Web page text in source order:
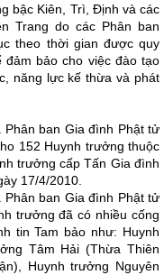
bậc Kiên, Trì, Định và các
Trang do các Phân ban
theo thời gian được quy
bảo cho việc đào tạo
năng lực kế thừa và phát
ban Gia đình Phật tử
152 Huynh trưởng thuộc
trưởng cấp Tấn Gia đình
17/4/2010.
ban Gia đình Phật tử
trưởng đã có nhiều cống
tin Tam bảo như: Huynh
Tâm Hải (Thừa Thiên
Huynh trưởng Nguyên